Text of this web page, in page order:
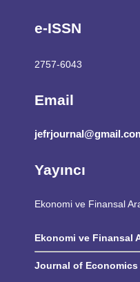
e-ISSN
2757-6043
Email
Yayıncı
Ekonomi ve Finansal
Ekonomi ve Finansal
Journal of